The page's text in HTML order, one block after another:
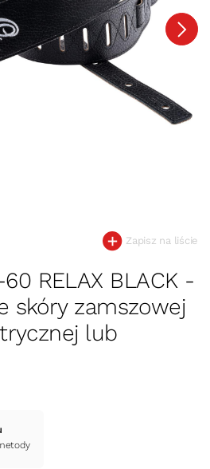
Zapisz na liście
RELAX BLACK -
skóry zamszowej
lub